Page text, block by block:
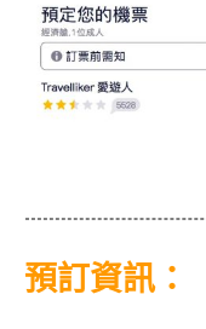
預訂資訊：